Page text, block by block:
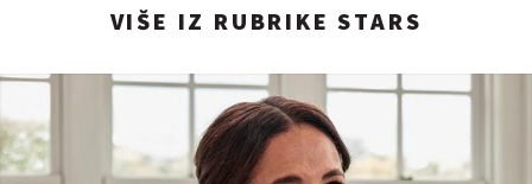
VIŠE IZ RUBRIKE STARS